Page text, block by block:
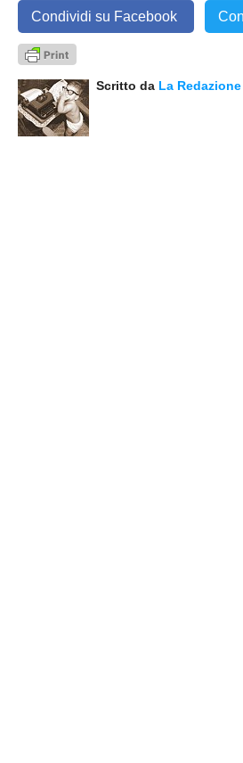
Condividi su Facebook
Scritto da La Redazione